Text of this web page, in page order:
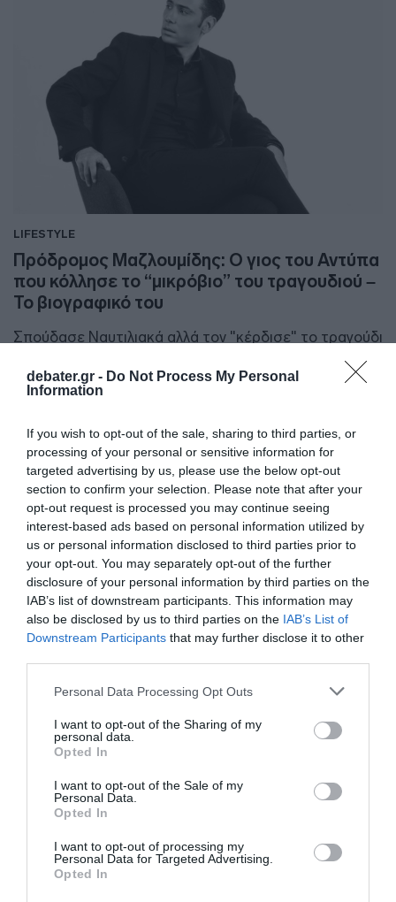
debater.gr - Do Not Process My Personal
Information
If you wish to opt-out of the sale, sharing to third parties, or
processing of your personal or sensitive information for
targeted advertising by us, please use the below opt-out
section to confirm your selection. Please note that after your
opt-out request is processed you may continue seeing
interest-based ads based on personal information utilized by
us or personal information disclosed to third parties prior to
your opt-out. You may separately opt-out of the further
disclosure of your personal information by third parties on the
IAB’s list of downstream participants. This information may
also be disclosed by us to third parties on the IAB’s List of
Downstream Participants that may further disclose it to other
Please note that this website/app uses one or more Google
not limited to your visit or usage behaviour. You may click to
grant or deny consent to Google and its third-party tags to
use your data for below specified purposes in below Google
consent section.
Personal Data Processing Opt Outs
I want to opt-out of the Sharing of my
personal data.
Opted In
I want to opt-out of the Sale of my
Personal Data.
Opted In
I want to opt-out of processing my
Personal Data for Targeted Advertising.
Opted In
LIFESTYLE
Πρόδρομος Μαζλουμίδης: Ο γιος του Αντύπα
που κόλλησε το “μικρόβιο” του τραγουδιού –
Το βιογραφικό του
Σπούδασε Ναυτιλιακά αλλά τον "κέρδισε" το τραγούδι
27.01.2024 - 20:44
Αντύπας: Αποκάλυψε συνομιλία του με τον
Βασίλη Καρρά – «Του έλεγα ότι…»
''Τον γνώριζα πάρα πολλά χρόνια...''
03.01.2024 - 09:55